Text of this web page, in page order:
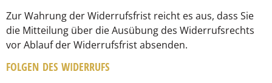
Zur Wahrung der Widerrufsfrist reicht es aus, dass Sie
die Mitteilung über die Ausübung des Widerrufsrechts
vor Ablauf der Widerrufsfrist absenden.
FOLGEN DES WIDERRUFS